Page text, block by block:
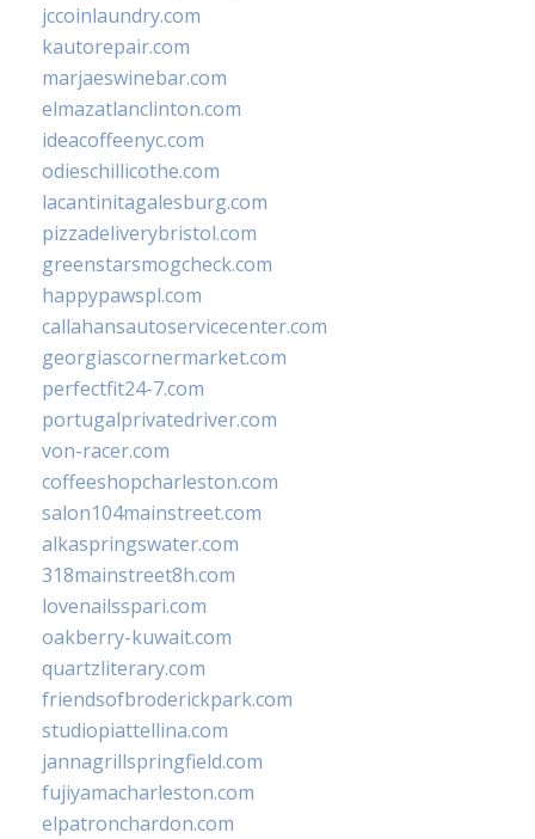
jccoinlaundry.com
kautorepair.com
marjaeswinebar.com
elmazatlanclinton.com
ideacoffeenyc.com
odieschillicothe.com
lacantinitagalesburg.com
pizzadeliverybristol.com
greenstarsmogcheck.com
happypawspl.com
callahansautoservicecenter.com
georgiascornermarket.com
perfectfit24-7.com
portugalprivatedriver.com
von-racer.com
coffeeshopcharleston.com
salon104mainstreet.com
alkaspringswater.com
318mainstreet8h.com
lovenailsspari.com
oakberry-kuwait.com
quartzliterary.com
friendsofbroderickpark.com
studiopiattellina.com
jannagrillspringfield.com
fujiyamacharleston.com
elpatronchardon.com